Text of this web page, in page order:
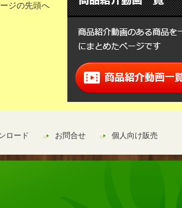
ジの先頭へ
ロード お問合せ 個人向け販売